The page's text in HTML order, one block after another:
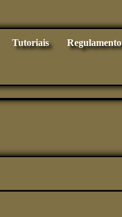
Tutoriais Regulamento